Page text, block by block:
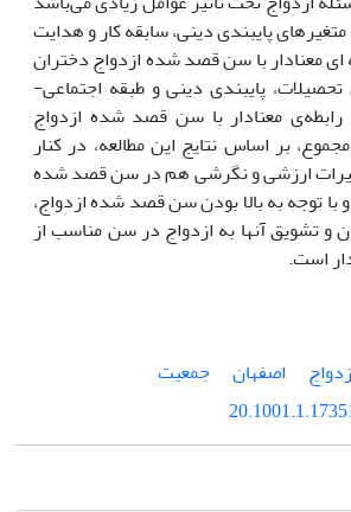
پایبندی دینی، سابقه کار و هدایت
­ای معنادار با سن قصد شده ازدواج دختران
پایبندی دینی و طبقه اجتماعی-
رابطه‌ی معنادار با سن قصد شده ازدواج
بر اساس نتایج این مطالعه، در کنار
ارزشی و نگرشی هم در سن قصد شده
با توجه به بالا بودن سن قصد شده ازدواج،
و تشویق آن­ها به ازدواج در سن مناسب از
است.
اصفهان
جمعیت